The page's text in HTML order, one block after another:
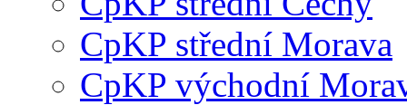
CpKP střední Morava
CpKP východní